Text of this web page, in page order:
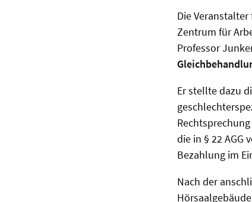
Die
Zentrum für
Professor
Er stellte dazu
die in § 22
Bezahlung im
Nach der